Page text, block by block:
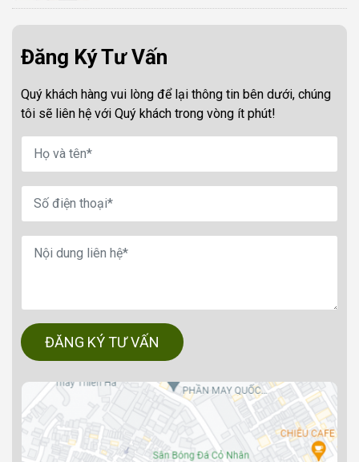
Đăng Ký Tư Vấn
Quý khách hàng vui lòng để lại thông tin bên dưới, chúng
tôi sẽ liên hệ với Quý khách trong vòng ít phút!
ĐĂNG KÝ TƯ VẤN